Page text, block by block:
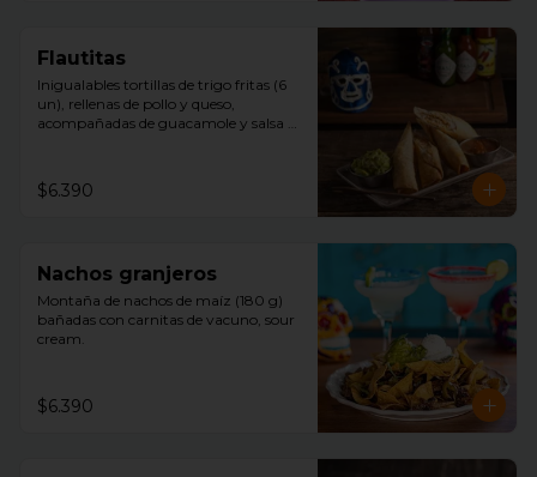
Flautitas
Inigualables tortillas de trigo fritas (6
un), rellenas de pollo y queso,
acompañadas de guacamole y salsa
$6.390
Nachos granjeros
Montaña de nachos de maíz (180 g)
bañadas con carnitas de vacuno, sour
cream.
$6.390